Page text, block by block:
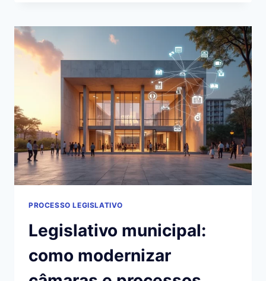
REGRAS,
PUNIÇÕES
TÉCNICAS
PROCESSO LEGISLATIVO
Legislativo municipal:
como modernizar